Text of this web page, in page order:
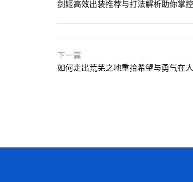
剑姬高效出装推荐与打法解析助你掌
下一篇
如何走出荒芜之地重拾希望与勇气在